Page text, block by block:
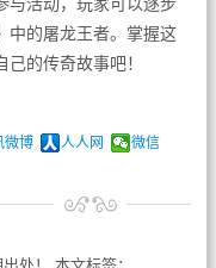
中的屠龙王者。掌握这
的传奇故事吧！
微博 人人网 微信